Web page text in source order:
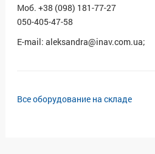
Моб. +38 (098) 181-77-27
050-405-47-58
E-mail: aleksandra@inav.com.ua;
Все оборудование на складе